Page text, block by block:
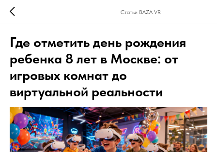
Статьи BAZA VR
Где отметить день рождения
ребенка 8 лет в Москве: от
игровых комнат до
виртуальной реальности